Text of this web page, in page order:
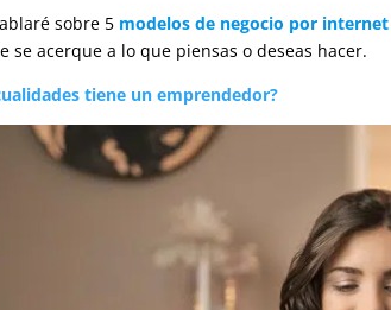
sobre 5 modelos de negocio por internet
se acerque a lo que piensas o deseas hacer.
tiene un emprendedor?